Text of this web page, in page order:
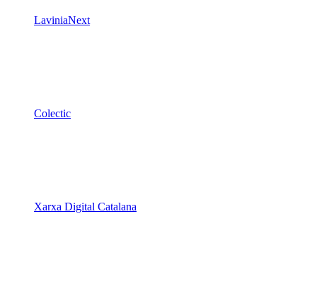
LaviniaNext
Colectic
Xarxa Digital Catalana